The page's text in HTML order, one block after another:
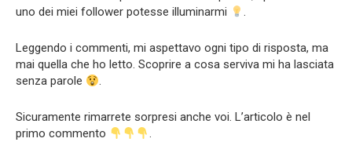
uno dei miei follower potesse illuminarmi
.
Leggendo i commenti, mi aspettavo ogni tipo di risposta, ma
mai quella che ho letto. Scoprire a cosa serviva mi ha lasciata
senza parole
.
Sicuramente rimarrete sorpresi anche voi. L’articolo è nel
primo commento
.